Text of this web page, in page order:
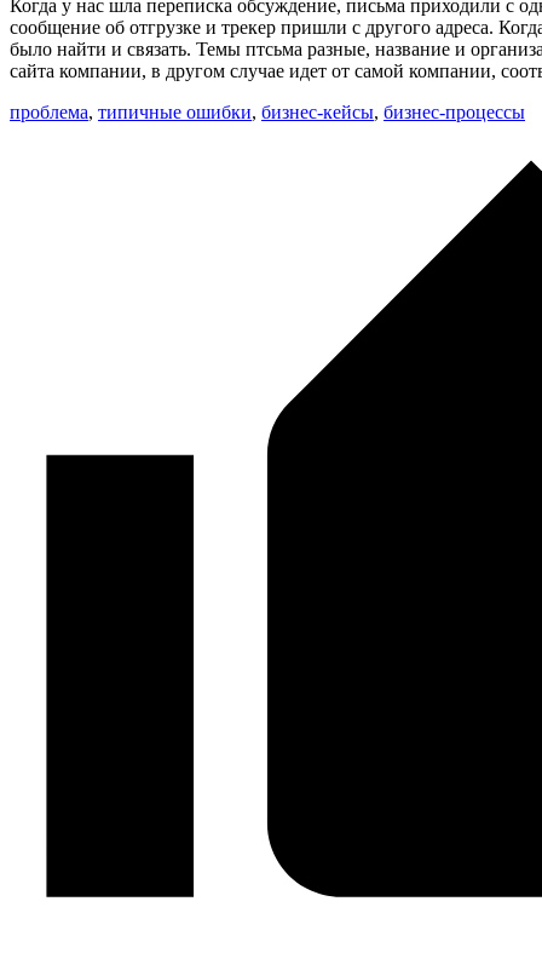
Когда у нас шла переписка обсуждение, письма приходили с
сообщение об отгрузке и трекер пришли с другого адреса.
было найти и связать. Темы птсьма разные, название и
сайта компании, в другом случае идет от самой компании,
проблема, типичные ошибки, бизнес-кейсы, бизнес-процессы